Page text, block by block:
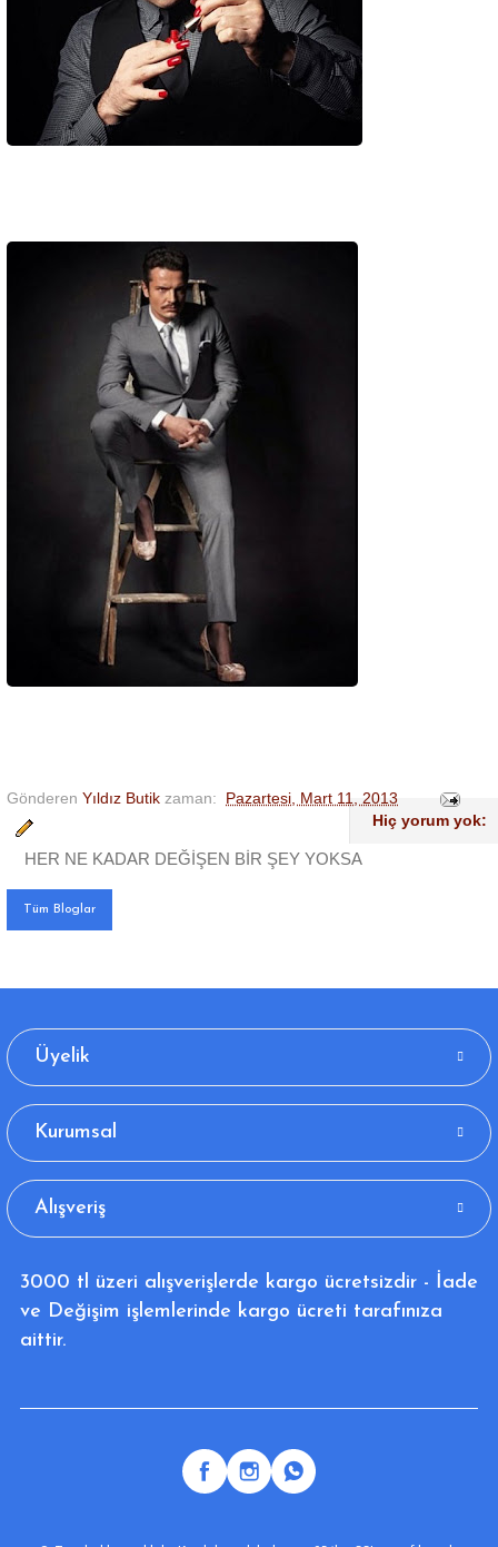
Gönderen Yıldız Butik zaman:
Pazartesi, Mart 11, 2013
Hiç yorum yok:
HER NE KADAR DEĞİŞEN BİR ŞEY YOKSA
Tüm Bloglar
Üyelik
Kurumsal
Alışveriş
3000 tl üzeri alışverişlerde kargo ücretsizdir - İade
ve Değişim işlemlerinde kargo ücreti tarafınıza
aittir.